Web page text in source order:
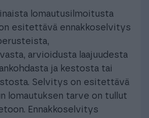
lomautusilmoitusta
esitettävä ennakkoselvitys
arvioidusta laajuudesta
ja kestosta tai
Selvitys on esitettävä
lomautuksen tarve on tullut
Ennakkoselvitys